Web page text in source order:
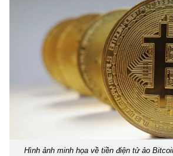
Hình ảnh minh họa về tiền điện tử ảo